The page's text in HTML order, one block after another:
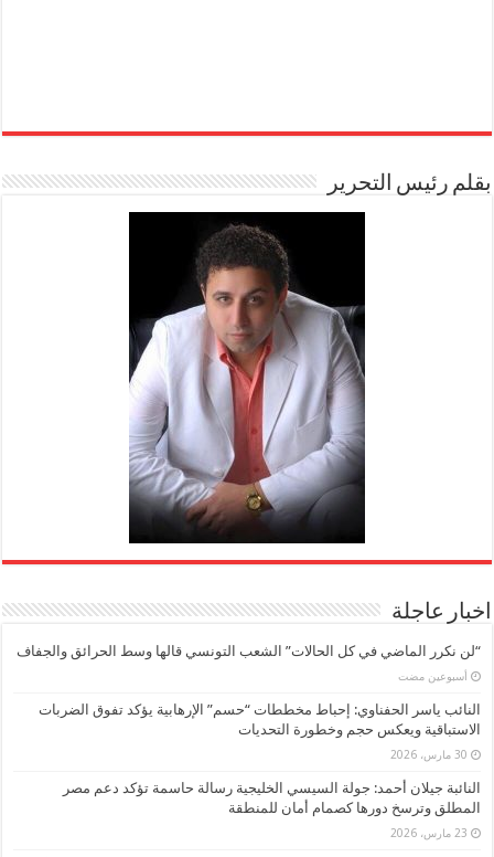
بقلم رئيس التحرير
اخبار عاجلة
“لن نكرر الماضي في كل الحالات” الشعب التونسي قالها وسط الحرائق والجفاف
‏أسبوعين مضت
النائب ياسر الحفناوي: إحباط مخططات “حسم” الإرهابية يؤكد تفوق الضربات
الاستباقية ويعكس حجم وخطورة التحديات
30 مارس، 2026
النائبة جيلان أحمد: جولة السيسي الخليجية رسالة حاسمة تؤكد دعم مصر
المطلق وترسخ دورها كصمام أمان للمنطقة
23 مارس، 2026